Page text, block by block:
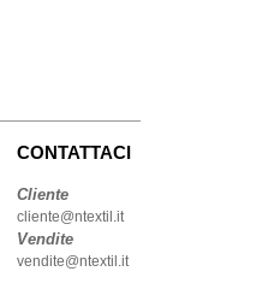
CONTATTACI
Cliente
cliente@ntextil.it
Vendite
vendite@ntextil.it